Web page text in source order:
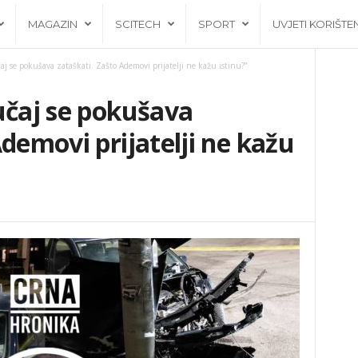
MAGAZIN SCITECH SPORT UVJETI
se pokušava zataškati. Zašto Ademovi prijatelji ne kažu istinu?”
se pokušava
prijatelji ne kažu